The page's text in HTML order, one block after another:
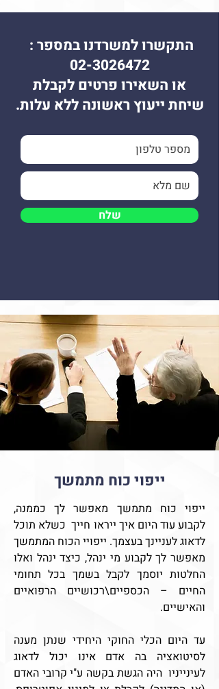
התקשרו למשרדנו במספר :
02-3026472
או השאירו פרטים לקבלת
שיחת ייעוץ ראשונה ללא עלות.
שלח
ייפוי כוח מתמשך
ייפוי כוח מתמשך מאפשר לך כממנה,
לקבוע עוד היום איך ייראו חייך כשלא תוכל
לדאוג לעניינך בעצמך. ייפויי הכוח המתמשך
מאפשר לך לקבוע מי ינהל, כיצד ינהל ואלו
החלטות יוסמך לקבל בשמך בכל תחומי
החיים – הכספיים\רכושיים הרפואיים
והאישיים.
עד היום הכלי החוקי היחידי שנתן מענה
לסיטואציה בה אדם אינו יכול לדאוג
לעינייניו היה הגשת בקשה ע"י קרובי האדם